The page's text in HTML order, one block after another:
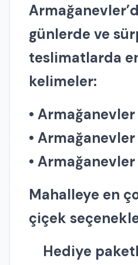
günlerde ve
teslimatlarda
kelimeler:
•
•
•
Mahalleye en
çiçek
Hediye